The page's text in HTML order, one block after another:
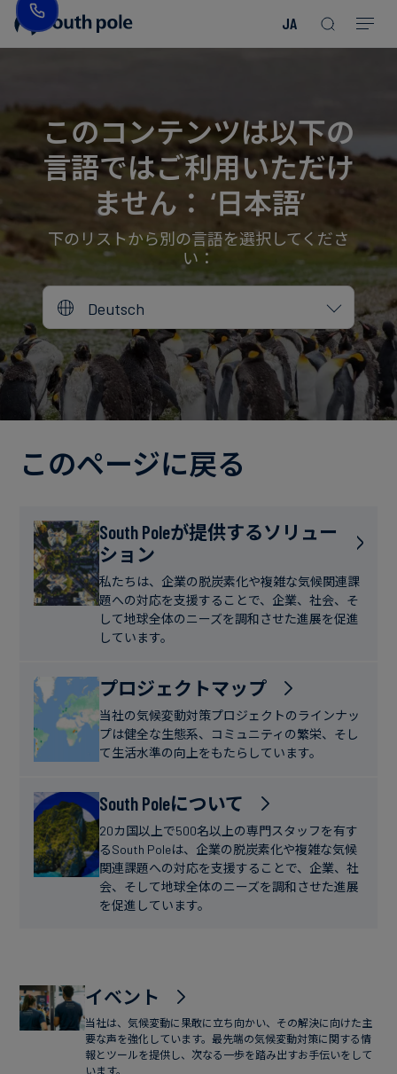
JA
役
員
紹
介
所
地
誠
実
へ
り
み
ァ
ッ
シ
ョ
ン
エ
ル
ギ
ー・
電
ガ
ス
食
飲
料
ス
テ
ナ
ブ
フ
ァ
イ
ナ
ン
ク
ト
を
見
る
レ
ポ
ー
ト
後
イ
ベ
ン
ト
ブ
ロ
ー
ス
ス
デ
ィ
ニ
ー
ス
Read more
Read more
Read more
Read more
Read more
Read more
Read more
Read more
Read more Read more
このコンテンツは以下の
言語ではご利用いただけ
ません： ‘日本語’
下のリストから別の言語を選択してくださ
い：
Deutsch
このページに戻る
South Poleが提供するソリュー
ション
私たちは、企業の脱炭素化や複雑な気候関連課
題への対応を支援することで、企業、社会、そ
して地球全体のニーズを調和させた進展を促進
しています。
プロジェクトマップ
当社の気候変動対策プロジェクトのラインナッ
プは健全な生態系、コミュニティの繁栄、そし
て生活水準の向上をもたらしています。
South Poleについて
20カ国以上で500名以上の専門スタッフを有す
るSouth Poleは、企業の脱炭素化や複雑な気候
関連課題への対応を支援することで、企業、社
会、そして地球全体のニーズを調和させた進展
を促進しています。
イベント
当社は、気候変動に果敢に立ち向かい、その解決に向けた主
要な声を強化しています。最先端の気候変動対策に関する情
報とツールを提供し、次なる一歩を踏み出すお手伝いをして
います。